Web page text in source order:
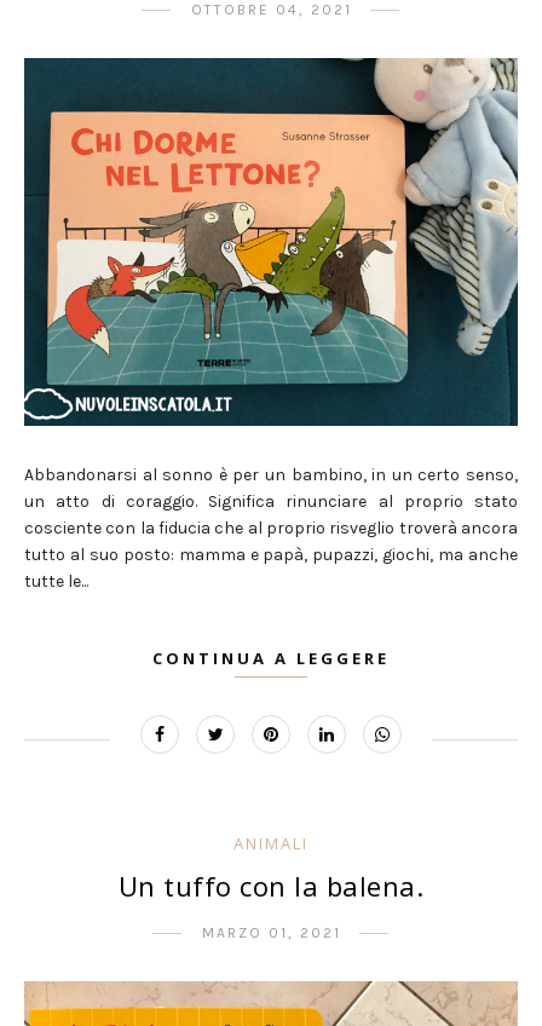
OTTOBRE 04, 2021
Abbandonarsi al sonno è per un bambino, in un certo senso,
un atto di coraggio. Significa rinunciare al proprio stato
cosciente con la fiducia che al proprio risveglio troverà ancora
tutto al suo posto: mamma e papà, pupazzi, giochi, ma anche
tutte le...
CONTINUA A LEGGERE
ANIMALI
Un tuffo con la balena.
MARZO 01, 2021